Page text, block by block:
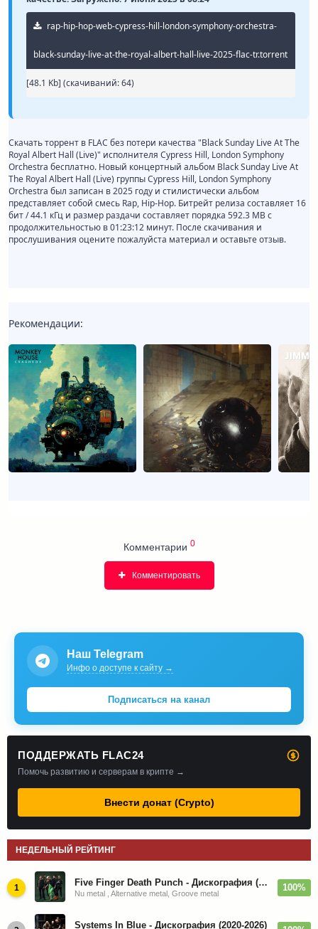
rap-hip-hop-web-cypress-hill-london-symphony-orchestra-
black-sunday-live-at-the-royal-albert-hall-live-2025-flac-tr.torrent
[48.1 Kb] (cкачиваний: 64)
Скачать торрент в FLAC без потери качества "Black Sunday Live At The
Royal Albert Hall (Live)" исполнителя Cypress Hill, London Symphony
Orchestra бесплатно. Новый концертный альбом Black Sunday Live At
The Royal Albert Hall (Live) группы Cypress Hill, London Symphony
Orchestra был записан в 2025 году и стилистически альбом
представляет собой смесь Rap, Hip-Hop. Битрейт релиза составляет 16
бит / 44.1 кГц и размер раздачи составляет порядка 592.3 MB с
продолжительностью в 01:23:12 минут. После скачивания и
прослушивания оцените пожалуйста материал и оставьте отзыв.
Рекомендации:
Комментарии 0
Комментировать
Наш Telegram
Инфо о доступе к сайту →
Подписаться на канал
ПОДДЕРЖАТЬ FLAC24
Помочь развитию и серверам в крипте →
Внести донат (Crypto)
НЕДЕЛЬНЫЙ РЕЙТИНГ
1 Five Finger Death Punch - Дискография (2008-2026)
Nu metal , Alternative metal, Groove metal
100%
Systems In Blue - Дискография (2020-2026)